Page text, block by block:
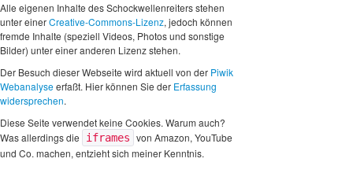
Alle eigenen Inhalte des Schockwellenreiters stehen
unter einerCreative-Commons-Lizenz, jedoch können
fremde Inhalte (speziell Videos, Photos und sonstige
Bilder) unter einer anderen Lizenz stehen.
Der Besuch dieser Webseite wird aktuell von der Piwik
Webanalyseerfaßt. Hier können Sie der Erfassung
widersprechen.
Diese Seite verwendet keine Cookies. Warum auch?
Was allerdings die
iframes von Amazon, YouTube
und Co. machen, entzieht sich meiner Kenntnis.